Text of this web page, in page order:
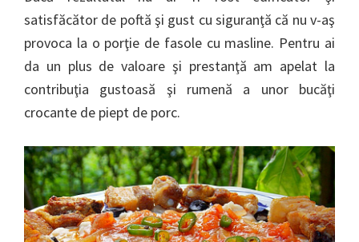
satisfăcător de poftă şi gust cu siguranţă că nu v-aş
provoca la o porţie de fasole cu masline. Pentru ai
da un plus de valoare şi prestanţă am apelat la
contribuţia gustoasă şi rumenă a unor bucăţi
crocante de piept de porc.